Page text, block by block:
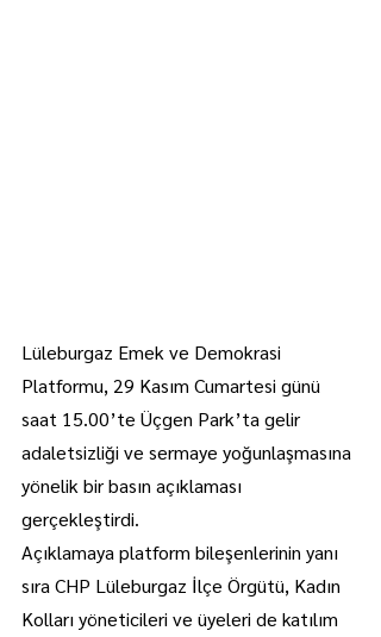
Lüleburgaz Emek ve Demokrasi
Platformu, 29 Kasım Cumartesi günü
saat 15.00’te Üçgen Park’ta gelir
adaletsizliği ve sermaye yoğunlaşmasına
yönelik bir basın açıklaması
gerçekleştirdi.
Açıklamaya platform bileşenlerinin yanı
sıra CHP Lüleburgaz İlçe Örgütü, Kadın
Kolları yöneticileri ve üyeleri de katılım